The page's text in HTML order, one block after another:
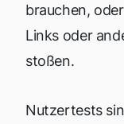
brauchen,
Links oder
stoßen.
Nutzertests